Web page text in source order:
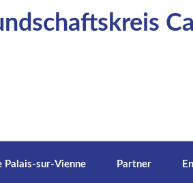
Palais-sur-Vienne Partner